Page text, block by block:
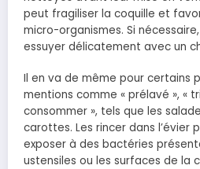
peut fragiliser la coquille et
micro-organismes. Si
essuyer délicatement avec un
Il en va de même pour certains
mentions comme « prélavé », «
consommer », tels que les
carottes. Les rincer dans l’évier
exposer à des bactéries
ustensiles ou les surfaces de la